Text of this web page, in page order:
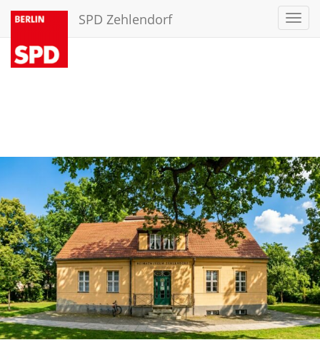
SPD Zehlendorf